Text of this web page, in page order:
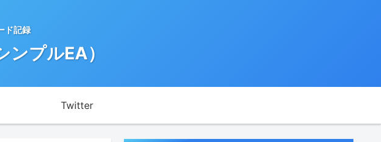
ド記録
プルEA）
Twitter